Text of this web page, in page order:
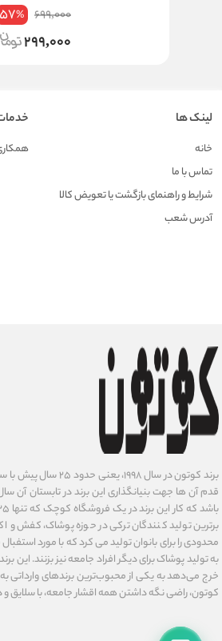
699,000
57%
299,000
لینک ها
خانه
تماس با ما
شرایط و راهنمای بازگشت یا تعویض کالا
آدرس شعب
برند کوتون در سال
قدم آن ها جهت بنیانگذاری این برند در تابستان آن
برترین تولید کنندگان ترکی در حوزه پوشاک، کفش
محدودی را برای بانوان تولید می کرد که با مورد
به تولید پوشاک برای دیگر افراد جامعه نیز بزنند.
کوتون، راضی نگه داشتن همه اقشار جامعه، با سلایق